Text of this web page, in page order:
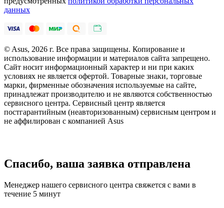
данных
© Asus, 2026 г. Все права защищены. Копирование и
использование информации и материалов сайта запрещено.
Сайт носит информационный характер и ни при каких
условиях не является офертой. Товарные знаки, торговые
марки, фирменные обозначения используемые на сайте,
принадлежат производителю и не являются собственностью
сервисного центра. Сервисный центр является
постгарантийным (неавторизованным) сервисным центром и
не аффилирован с компанией Asus
Спасибо, ваша заявка отправлена
Менеджер нашего сервисного центра свяжется с вами в
течение 5 минут